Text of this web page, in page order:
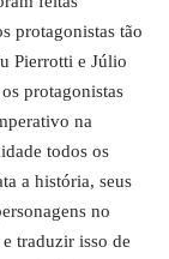
protagonistas tão
Pierrotti e Júlio
protagonistas
na
todos os
a história, seus
no
traduzir isso de